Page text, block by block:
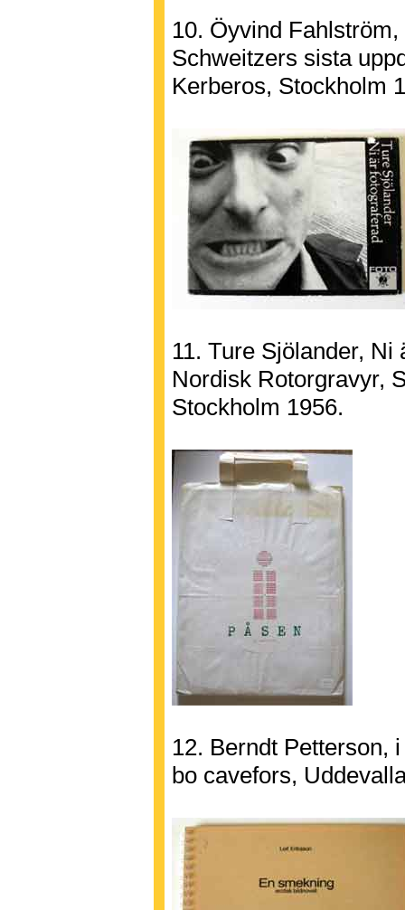
10. Öyvind
Schweitzers sista
Kerberos, Stockholm
11. Ture Sjölander, Ni
Nordisk Rotorgravyr,
Stockholm 1956.
12. Berndt Petterson,
bo cavefors,